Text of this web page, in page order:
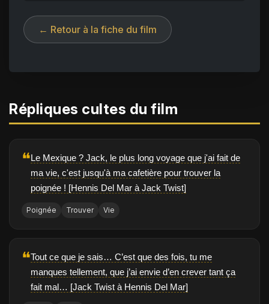
← Retour à la fiche du film
Répliques cultes du film
❝Le Mexique ? Jack, le plus long voyage que j'ai fait de
ma vie, c'est jusqu'à ma cafetière pour trouver la
poignée ! [Hennis Del Mar à Jack Twist]
Poignée Trouver Vie
❝Tout ce que je sais… C’est que des fois, tu me
manques tellement, que j’ai envie d’en crever tant ça
fait mal… [Jack Twist à Hennis Del Mar]